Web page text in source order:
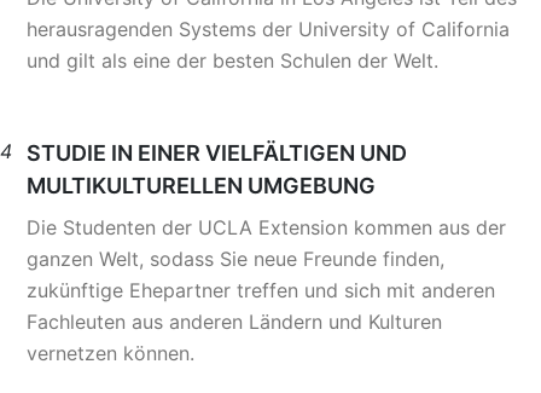
herausragenden Systems der University of California
und gilt als eine der besten Schulen der Welt.
4
STUDIE IN EINER VIELFÄLTIGEN UND
MULTIKULTURELLEN UMGEBUNG
Die Studenten der UCLA Extension kommen aus der
ganzen Welt, sodass Sie neue Freunde finden,
zukünftige Ehepartner treffen und sich mit anderen
Fachleuten aus anderen Ländern und Kulturen
vernetzen können.